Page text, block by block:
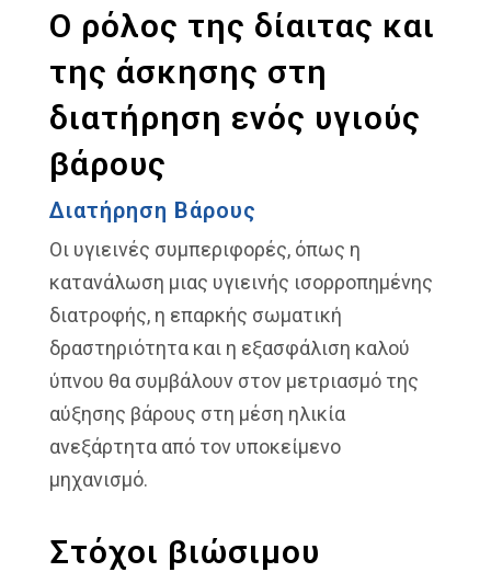
Ο ρόλος της δίαιτας και
της άσκησης στη
διατήρηση ενός υγιούς
βάρους
Διατήρηση Βάρους
Οι υγιεινές συμπεριφορές, όπως η
κατανάλωση μιας υγιεινής ισορροπημένης
διατροφής, η επαρκής σωματική
δραστηριότητα και η εξασφάλιση καλού
ύπνου θα συμβάλουν στον μετριασμό της
αύξησης βάρους στη μέση ηλικία
ανεξάρτητα από τον υποκείμενο
μηχανισμό.
Στόχοι βιώσιμου